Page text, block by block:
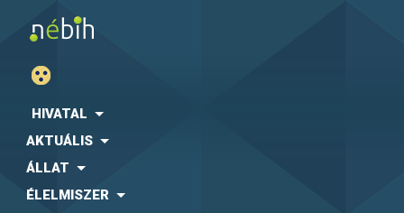
HIVATAL
AKTUÁLIS
ÁLLAT
ÉLELMISZER